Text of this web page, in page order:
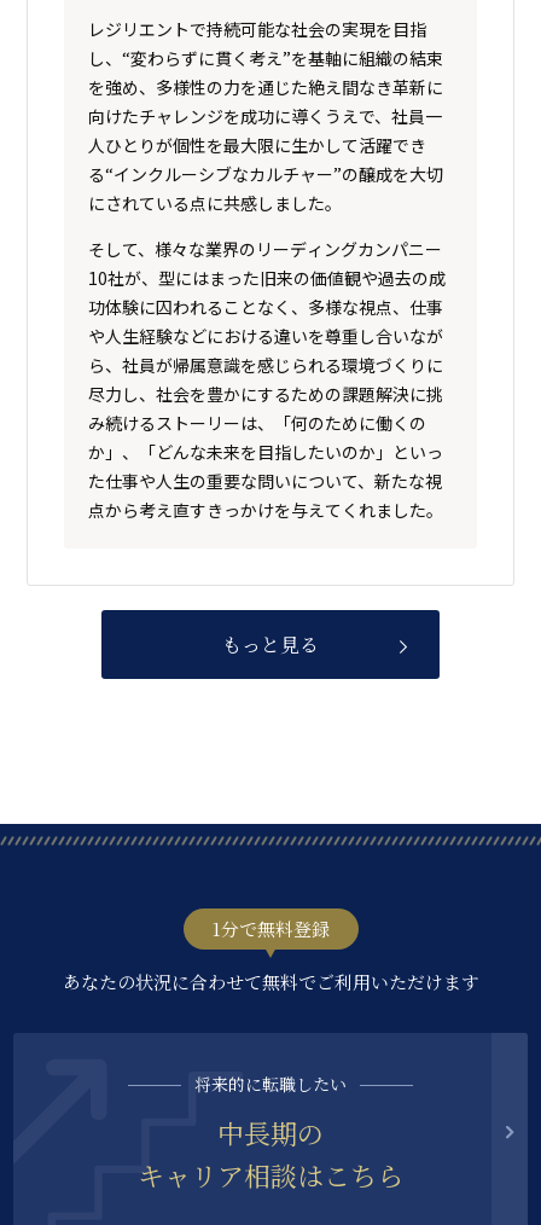
レジリエントで持続可能な社会の実現を目指
し、“変わらずに貫く考え”を基軸に組織の結束
を強め、多様性の力を通じた絶え間なき革新に
向けたチャレンジを成功に導くうえで、社員一
人ひとりが個性を最大限に生かして活躍でき
る“インクルーシブなカルチャー”の醸成を大切
にされている点に共感しました。
そして、様々な業界のリーディングカンパニー
10社が、型にはまった旧来の価値観や過去の成
功体験に囚われることなく、多様な視点、仕事
や人生経験などにおける違いを尊重し合いなが
ら、社員が帰属意識を感じられる環境づくりに
尽力し、社会を豊かにするための課題解決に挑
み続けるストーリーは、「何のために働くの
か」、「どんな未来を目指したいのか」といっ
た仕事や人生の重要な問いについて、新たな視
点から考え直すきっかけを与えてくれました。
もっと見る
1分で無料登録
あなたの状況に合わせて無料でご利用いただけます
将来的に転職したい
中長期の
キャリア相談はこちら